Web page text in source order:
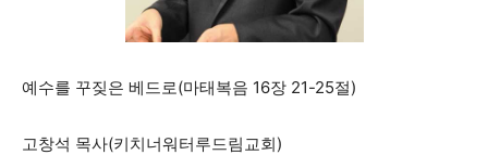
예수를 꾸짖은 베드로(마태복음 16장 21-25절)
고창석 목사(키치너워터루드림교회)